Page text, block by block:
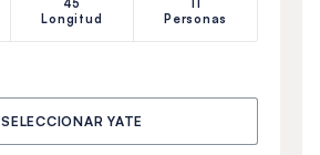
45
Longitud
11
Personas
SELECCIONAR YATE